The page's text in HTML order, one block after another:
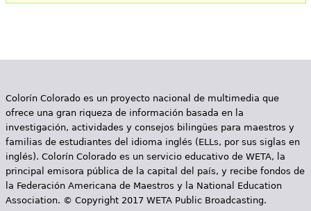
e
t
a
q
u
í
Colorín Colorado es un proyecto nacional de multimedia que
ofrece una gran riqueza de información basada en la
investigación, actividades y consejos bilingües para maestros y
familias de estudiantes del idioma inglés (ELLs, por sus siglas en
inglés). Colorín Colorado es un servicio educativo de WETA, la
principal emisora pública de la capital del país, y recibe fondos de
la Federación Americana de Maestros y la National Education
Association. © Copyright 2017 WETA Public Broadcasting.